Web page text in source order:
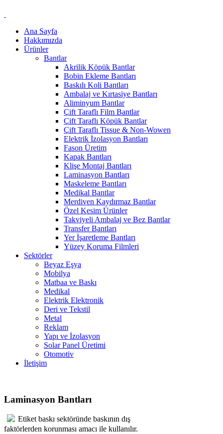
Ana Sayfa
Hakkımızda
Ürünler
Bantlar
Akrilik Köpük Bantlar
Bobin Ekleme Bantları
Baskılı Koli Bantları
Ambalaj ve Kırtasiye Bantları
Aliminyum Bantlar
Çift Taraflı Film Bantlar
Çift Taraflı Köpük Bantlar
Çift Taraflı Tissue & Non-Wowen
Elektrik İzolasyon Bantları
Fason Üretim
Kapak Bantları
Klişe Montaj Bantları
Laminasyon Bantları
Maskeleme Bantları
Medikal Bantlar
Merdiven Kaydırmaz Bantlar
Özel Kesim Ürünler
Takviyeli Ambalaj ve Bez Bantlar
Transfer Bantları
Yer İşaretleme Bantları
Yüzey Koruma Filmleri
Sektörler
Beyaz Eşya
Mobilya
Matbaa ve Baskı
Medikal
Elektrik Elektronik
Deri ve Tekstil
Metal
Reklam
Yapı ve İzolasyon
Solar Panel Üretimi
Otomotiv
İletişim
Laminasyon Bantları
Etiket baskı sektöründe baskının dış
faktörlerden korunması amacı ile kullanılır.